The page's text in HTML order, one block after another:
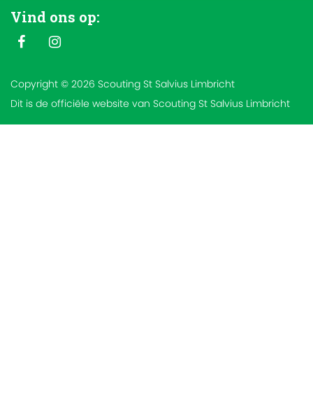
Vind ons op:
Copyright © 2026 Scouting St Salvius Limbricht
Dit is de officiële website van Scouting St Salvius Limbricht